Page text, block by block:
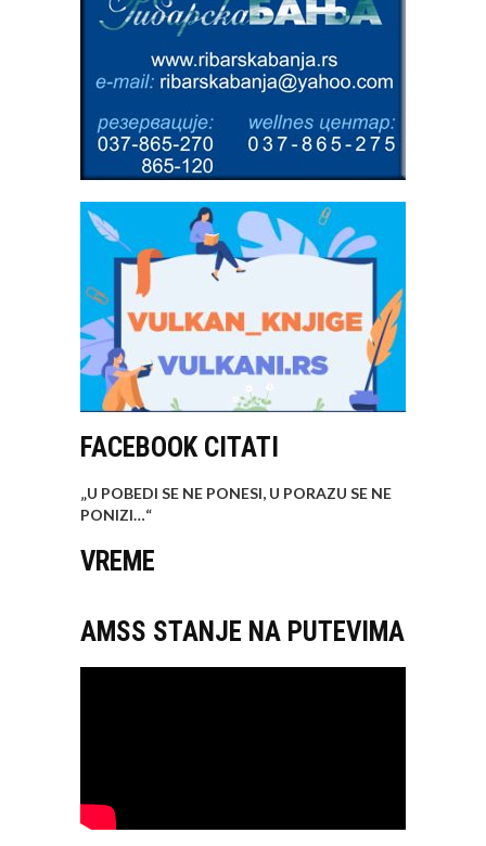
FACEBOOK CITATI
„U POBEDI SE NE PONESI, U PORAZU SE NE
PONIZI…“
VREME
AMSS STANJE NA PUTEVIMA